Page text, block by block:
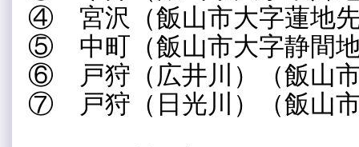
④ 宮沢（飯山市大字蓮地
⑤ 中町（飯山市大字静間
⑥ 戸狩（広井川）（飯山
⑦ 戸狩（日光川）（飯山